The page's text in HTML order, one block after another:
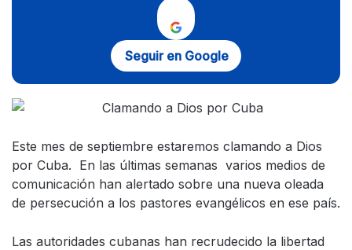
Seguir en Google
Este mes de septiembre estaremos clamando a Dios
por Cuba. En las últimas semanas varios medios de
comunicación han alertado sobre una nueva oleada
de persecución a los pastores evangélicos en ese país.
Las autoridades cubanas han recrudecido la libertad